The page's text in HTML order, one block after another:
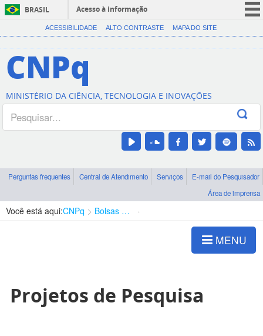
BRASIL
Acesso à informação
CORONAVÍRUS (COVID-19)
Canais
ACESSIBILIDADE ALTO CONTRASTE MAPA DO SITE
CNPq
MINISTÉRIO DA CIÊNCIA, TECNOLOGIA E INOVAÇÕES
Perguntas frequentes Central de Atendimento Serviços
E-mail do Pesquisador
Área de imprensa
Você está aqui:CNPq Bolsas e Auxílios Vigentes
MENU
Projetos de Pesquisa